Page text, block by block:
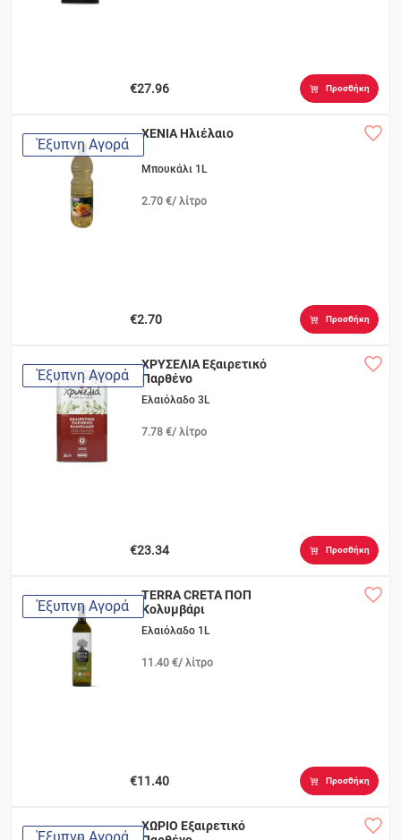
€27.96 Προσθήκη
Έξυπνη Αγορά
XENIA Ηλιέλαιο
Μπουκάλι 1L
2.70 €/ λίτρο
€2.70 Προσθήκη
Έξυπνη Αγορά
ΧΡΥΣΕΛΙΑ Εξαιρετικό
Παρθένο
Ελαιόλαδο 3L
7.78 €/ λίτρο
€23.34 Προσθήκη
Έξυπνη Αγορά
TERRA CRETA ΠΟΠ
Κολυμβάρι
Ελαιόλαδο 1L
11.40 €/ λίτρο
€11.40 Προσθήκη
ΧΩΡΙΟ Εξαιρετικό